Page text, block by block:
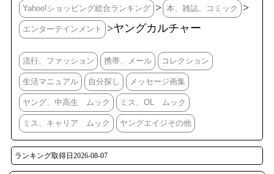
Yahoo!ショッピング総合ランキング > 本、雑誌、コミック >
エンターテインメント >ヤングカルチャー
流行、ファッション 携帯、メール コレクション
生活マニュアル 自分探し メッセージ画集
ヤング、中高生 ムック ミス、OL ムック
ミス、キャリア ムック ヤングエイジその他
ランキング取得日2026-08-07